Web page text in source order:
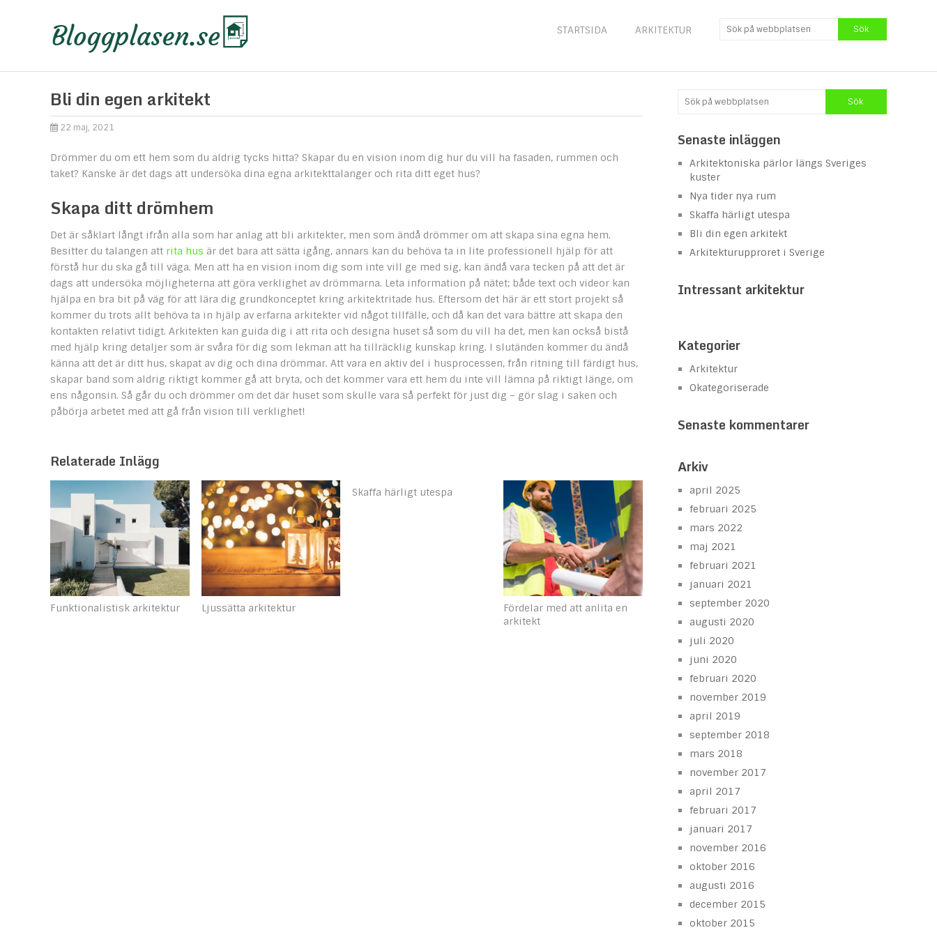
STARTSIDA ARKITEKTUR
Bli din egen arkitekt
22 maj, 2021
Drömmer du om ett hem som du aldrig tycks hitta? Skapar du en vision inom dig hur du vill ha fasaden, rummen och
taket? Kanske är det dags att undersöka dina egna arkitekttalanger och rita ditt eget hus?
Skapa ditt drömhem
Det är såklart långt ifrån alla som har anlag att bli arkitekter, men som ändå drömmer om att skapa sina egna hem.
Besitter du talangen att rita hus är det bara att sätta igång, annars kan du behöva ta in lite professionell hjälp för att
förstå hur du ska gå till väga. Men att ha en vision inom dig som inte vill ge med sig, kan ändå vara tecken på att det är
dags att undersöka möjligheterna att göra verklighet av drömmarna. Leta information på nätet; både text och videor kan
hjälpa en bra bit på väg för att lära dig grundkonceptet kring arkitektritade hus. Eftersom det här är ett stort projekt så
kommer du trots allt behöva ta in hjälp av erfarna arkitekter vid något tillfälle, och då kan det vara bättre att skapa den
kontakten relativt tidigt. Arkitekten kan guida dig i att rita och designa huset så som du vill ha det, men kan också bistå
med hjälp kring detaljer som är svåra för dig som lekman att ha tillräcklig kunskap kring. I slutänden kommer du ändå
känna att det är ditt hus, skapat av dig och dina drömmar. Att vara en aktiv del i husprocessen, från ritning till färdigt hus,
skapar band som aldrig riktigt kommer gå att bryta, och det kommer vara ett hem du inte vill lämna på riktigt länge, om
ens någonsin. Så går du och drömmer om det där huset som skulle vara så perfekt för just dig – gör slag i saken och
påbörja arbetet med att gå från vision till verklighet!
Relaterade Inlägg
Funktionalistisk arkitektur Ljussätta arkitektur
Skaffa härligt utespa
Fördelar med att anlita en
arkitekt
Senaste inläggen
Arkitektoniska pärlor längs Sveriges
kuster
Nya tider nya rum
Skaffa härligt utespa
Bli din egen arkitekt
Arkitekturupproret i Sverige
Intressant arkitektur
Kategorier
Arkitektur
Okategoriserade
Senaste kommentarer
Arkiv
april 2025
februari 2025
mars 2022
maj 2021
februari 2021
januari 2021
september 2020
augusti 2020
juli 2020
juni 2020
februari 2020
november 2019
april 2019
september 2018
mars 2018
november 2017
april 2017
februari 2017
januari 2017
november 2016
oktober 2016
augusti 2016
december 2015
oktober 2015